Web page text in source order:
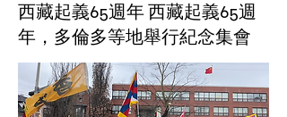
西藏起義65週年 西藏起義65週
年，多倫多等地舉行紀念集會